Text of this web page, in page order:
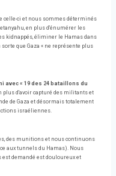
celle-ci et nous sommes déterminés
en plus d'énumérer les
kidnappés, éliminer le Hamas dans
sorte que Gaza « ne représente plus
avec « 19 des 24 bataillons du
plus d'avoir capturé des militants et
de Gaza et désormais totalement
israéliennes.
des munitions et nous continuons
aux tunnels du Hamas). Nous
demandé est douloureux et